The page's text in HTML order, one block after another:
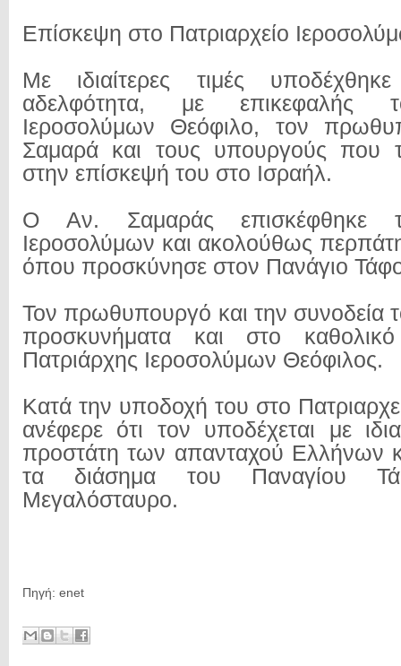
Επίσκεψη στο Πατριαρχείο
Με ιδιαίτερες τιμές
αδελφότητα, με επικεφαλής
Ιεροσολύμων Θεόφιλο, τον
Σαμαρά και τους υπουργούς που
στην επίσκεψή του στο Ισραήλ.
Ο Αν. Σαμαράς επισκέφθηκε
Ιεροσολύμων και ακολούθως
όπου προσκύνησε στον Πανάγιο
Τον πρωθυπουργό και την συνοδεία
προσκυνήματα και στο
Πατριάρχης Ιεροσολύμων Θεόφιλος.
Κατά την υποδοχή του στο
ανέφερε ότι τον υποδέχεται με
προστάτη των απανταχού Ελλήνων
τα διάσημα του Παναγίου
Μεγαλόσταυρο.
Πηγή: enet